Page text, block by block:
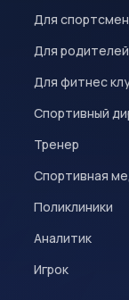
Для
Для родителей
Для фитнес
Спортивный
Тренер
Спортивная
Поликлиники
Аналитик
Игрок